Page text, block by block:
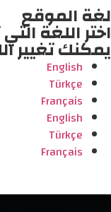
لغة الموقع
اختر اللغة
يمكنك تغيير
English
Türkçe
Français
English
Türkçe
Français